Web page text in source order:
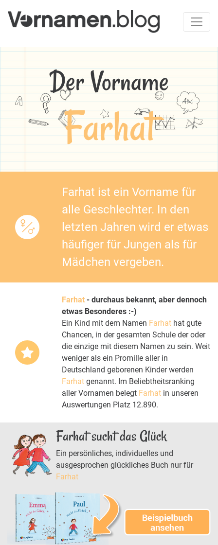
Der Vorname
Farhat
Farhat ist ein Vorname für
alle Geschlechter. In den
letzten Jahren wird er etwas
häufiger für Jungen als für
Mädchen vergeben.
Farhat - durchaus bekannt, aber dennoch
etwas Besonderes :-)
Ein Kind mit dem Namen Farhat hat gute
Chancen, in der gesamten Schule der oder
die einzige mit diesem Namen zu sein. Weit
weniger als ein Promille aller in
Deutschland geborenen Kinder werden
Farhat genannt. Im Beliebtheitsranking
aller Vornamen belegt Farhat in unseren
Auswertungen Platz 12.890.
Farhat sucht das Glück
Ein persönliches, individuelles und
ausgesprochen glückliches Buch nur für
Farhat